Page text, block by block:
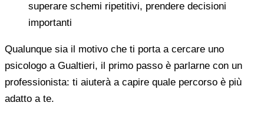
superare schemi ripetitivi, prendere decisioni
importanti
Qualunque sia il motivo che ti porta a cercare uno
psicologo a Gualtieri, il primo passo è parlarne con un
professionista: ti aiuterà a capire quale percorso è più
adatto a te.